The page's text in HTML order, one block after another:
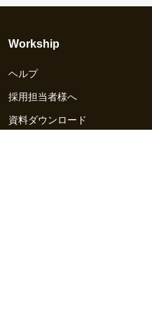
Workship
ヘルプ
採用担当者様へ
資料ダウンロード